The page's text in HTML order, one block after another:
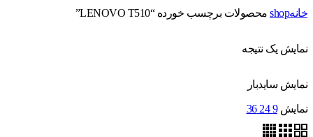
خانهshop محصولات برچسب خورده “LENOVO T510”
نمایش یک نتیجه
نمایش سایدبار
نمایش 9
24
36